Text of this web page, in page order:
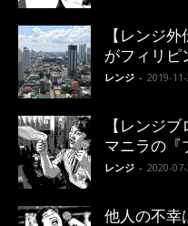
【レンジ
がフィリピ
レンジ - 2019-
【レンジ
マニラの『
レンジ - 2020-
他人の不幸